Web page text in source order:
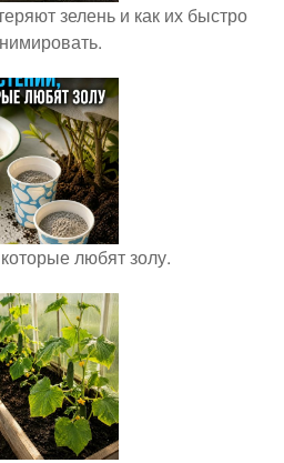
зелень и как их быстро
любят золу.